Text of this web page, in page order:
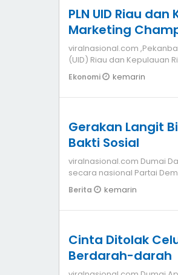
PLN UID Riau
Marketing
viralnasional.com
(UID) Riau dan Kepulauan
Ekonomi kemarin
Gerakan Langit
Bakti Sosial
viralnasional.com Dumai
secara nasional Partai
Berita kemarin
Cinta Ditolak
Berdarah-darah